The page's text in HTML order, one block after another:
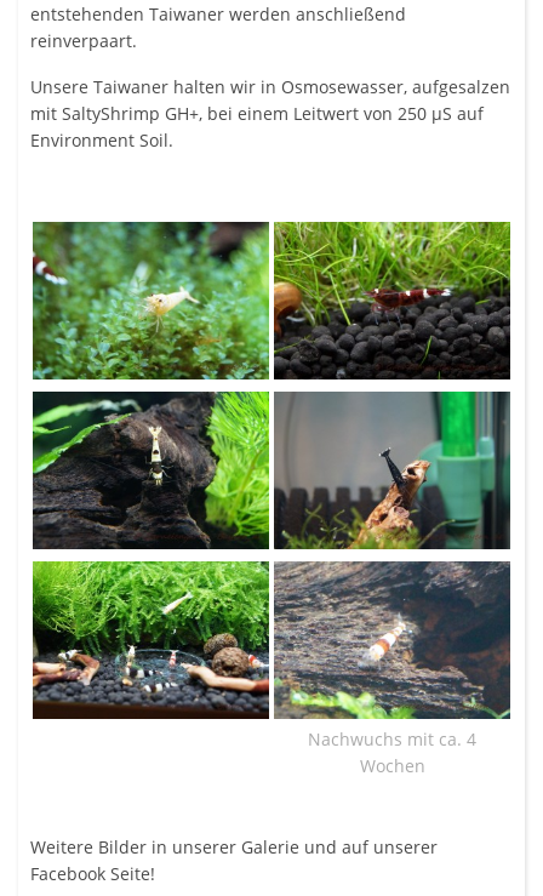
entstehenden Taiwaner werden anschließend
reinverpaart.
Unsere Taiwaner halten wir in Osmosewasser, aufgesalzen
mit SaltyShrimp GH+, bei einem Leitwert von 250 µS auf
Environment Soil.
Nachwuchs mit ca. 4
Wochen
Weitere Bilder in unserer Galerie und auf unserer
Facebook Seite!